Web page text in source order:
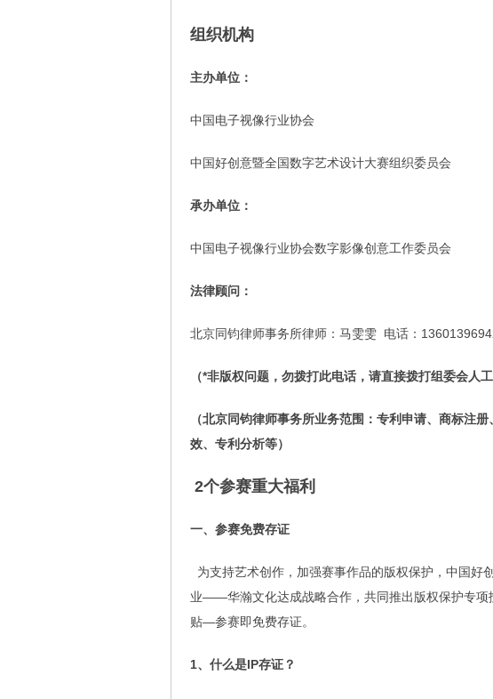
组织机构
主办单位：
中国电子视像行业协会
中国好创意暨全国数字艺术设计大赛组织委员会
承办单位：
中国电子视像行业协会数字影像创意工作委员会
法律顾问：
北京同钧律师事务所律师：马雯雯 电话：
（*非版权问题，勿拨打此电话，请直接拨打组委会人工
（北京同钧律师事务所业务范围：专利申请、商标注
效、专利分析等）
2个参赛重大福利
一、参赛免费存证
为支持艺术创作，加强赛事作品的版权保护，中国好
业——华瀚文化达成战略合作，共同推出版权保护专项
贴—参赛即免费存证。
1、什么是IP存证？